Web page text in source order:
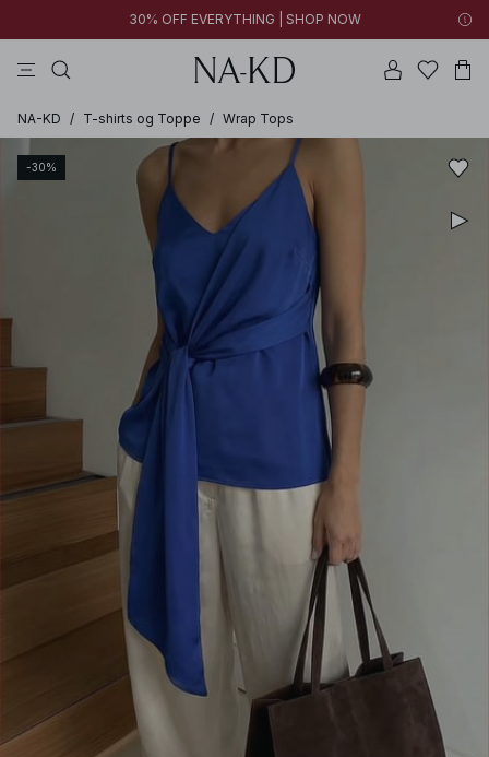
30% OFF EVERYTHING | SHOP NOW
NA-KD / T-shirts og Toppe / Wrap Tops
-30%